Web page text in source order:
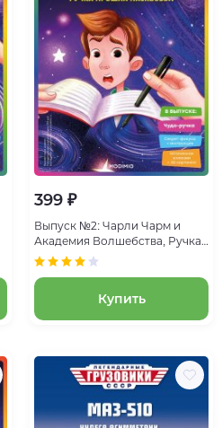
399 ₽
Выпуск №2: Чарли Чарм и
Академия Волшебства, Ручка
прошла насквозь
Купить